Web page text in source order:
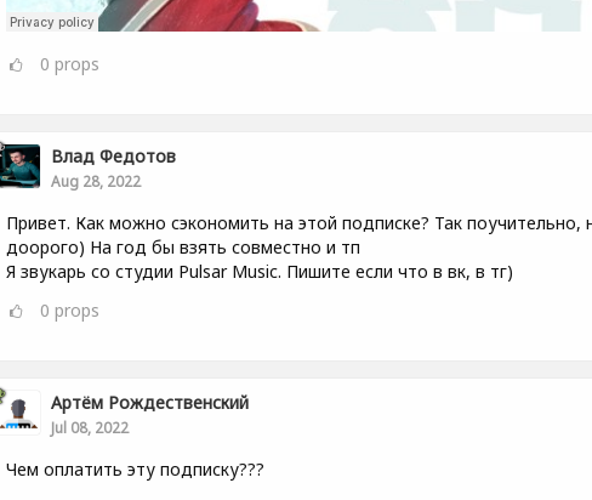
0 props
Влад Федотов
Aug 28, 2022
Привет. Как можно сэкономить на этой подписке? Так поучительно,
доорого) На год бы взять совместно и тп
Я звукарь со студии Pulsar Music. Пишите если что в вк, в тг)
0 props
Артём Рождественский
Jul 08, 2022
Чем оплатить эту подписку???